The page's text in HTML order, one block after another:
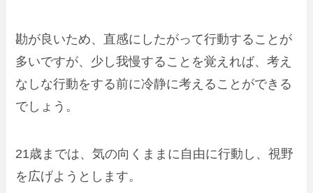
勘が良いため、直感にしたがって行動することが
多いですが、少し我慢することを覚えれば、考え
なしな行動をする前に冷静に考えることができる
でしょう。
21歳までは、気の向くままに自由に行動し、視野
を広げようとします。